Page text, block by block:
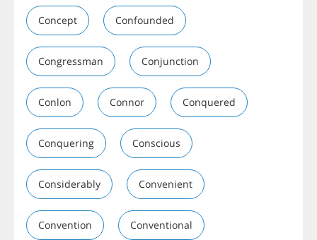
Concept Confounded
Congressman Conjunction
Conlon Connor Conquered
Conquering Conscious
Considerably Convenient
Convention Conventional